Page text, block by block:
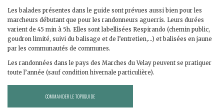
Les balades présentes dans le guide sont prévues aussi bien pour les
marcheurs débutant que pour les randonneurs aguerris. Leurs durées
varient de 45 min à 5h. Elles sont labellisées Respirando (chemin public,
goudron limité, suivi du balisage et de l’entretien,…) et balisées en jaune
par les communautés de communes.
Les randonnées dans le pays des Marches du Velay peuvent se pratiquer
toute l’année (sauf condition hivernale particulière).